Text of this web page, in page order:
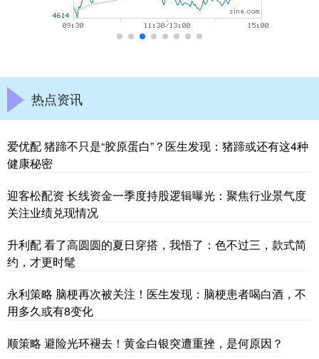
热点资讯
爱优配 猪蹄不只是“胶原蛋白”？医生发现：猪蹄或还有这4种
健康秘密
迎客松配资 长线资金一季度持股逻辑曝光：聚焦行业景气度
关注业绩兑现情况
升利配 看了高圆圆的夏日穿搭，我悟了：色不过三，款式简
约，才更时髦
永利策略 脑梗再次被关注！医生发现：脑梗患者喝白酒，不
用多久或有8变化
顺策略 避险光环褪去！黄金白银突遭重挫，是何原因？